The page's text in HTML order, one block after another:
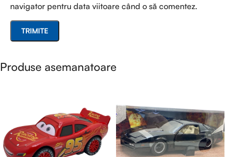
navigator pentru data viitoare când o să comentez.
Produse asemanatoare